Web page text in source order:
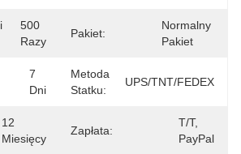
500
Razy
Pakiet:
Normalny
Pakiet
7
Dni
Metoda
Statku:
UPS/TNT/FEDEX
12
Miesięcy
Zapłata:
T/T,
PayPal